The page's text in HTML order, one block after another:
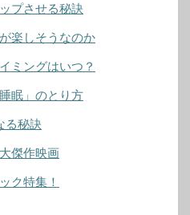
プさせる秘訣
楽しそうなのか
ミングはいつ？
眠」のとり方
る秘訣
傑作映画
ク特集！